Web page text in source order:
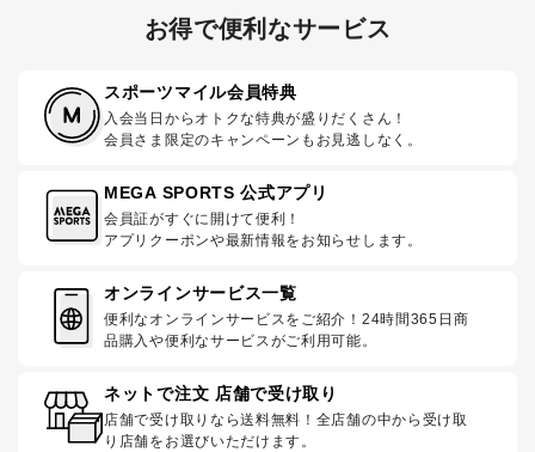
お得で便利なサービス
スポーツマイル会員特典
入会当日からオトクな特典が盛りだくさん！
会員さま限定のキャンペーンもお見逃しなく。
MEGA SPORTS 公式アプリ
会員証がすぐに開けて便利！
アプリクーポンや最新情報をお知らせします。
オンラインサービス一覧
便利なオンラインサービスをご紹介！24時間365日商
品購入や便利なサービスがご利用可能。
ネットで注文 店舗で受け取り
店舗で受け取りなら送料無料！全店舗の中から受け取
り店舗をお選びいただけます。